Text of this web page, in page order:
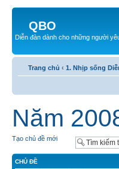
QBO
Diễn đàn dành cho những người
Trang chủ ‹ 1. Nhịp sống
Năm
Tạo chủ đề mới
CHỦ ĐỀ